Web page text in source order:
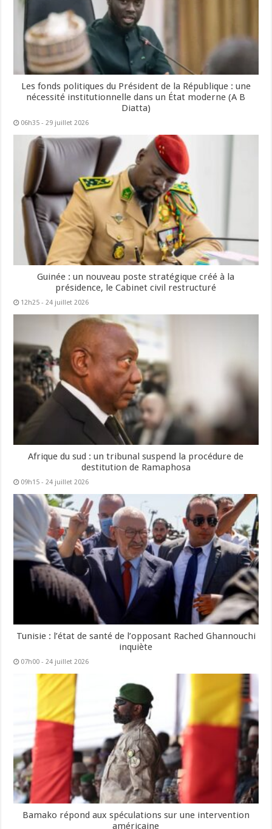
Les fonds politiques du Président de la République : une
nécessité institutionnelle dans un État moderne (A B
Diatta)
06h35 - 29 juillet 2026
Guinée : un nouveau poste stratégique créé à la
présidence, le Cabinet civil restructuré
12h25 - 24 juillet 2026
Afrique du sud : un tribunal suspend la procédure de
destitution de Ramaphosa
09h15 - 24 juillet 2026
Tunisie : l’état de santé de l’opposant Rached Ghannouchi
inquiète
07h00 - 24 juillet 2026
Bamako répond aux spéculations sur une intervention
américaine